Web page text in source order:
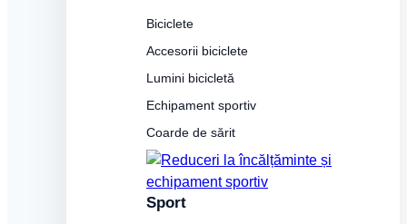
Biciclete
Accesorii biciclete
Lumini bicicletă
Echipament sportiv
Coarde de sărit
Sport